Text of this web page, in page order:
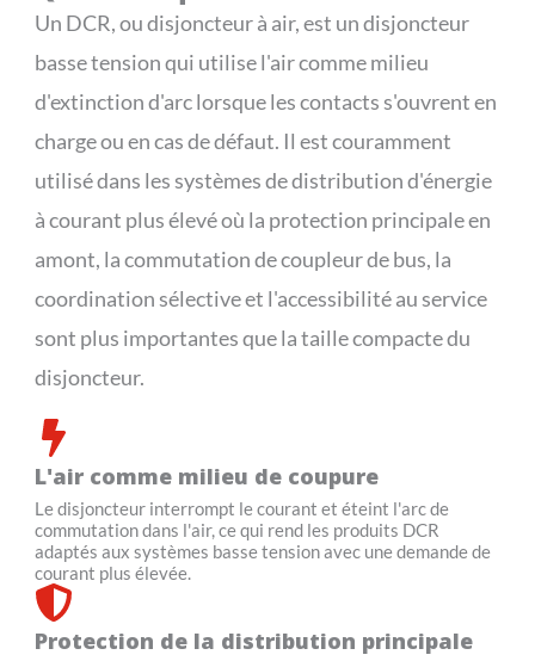
Un DCR, ou disjoncteur à air, est un disjoncteur
basse tension qui utilise l'air comme milieu
d'extinction d'arc lorsque les contacts s'ouvrent en
charge ou en cas de défaut. Il est couramment
utilisé dans les systèmes de distribution d'énergie
à courant plus élevé où la protection principale en
amont, la commutation de coupleur de bus, la
coordination sélective et l'accessibilité au service
sont plus importantes que la taille compacte du
disjoncteur.
L'air comme milieu de coupure
Le disjoncteur interrompt le courant et éteint l'arc de
commutation dans l'air, ce qui rend les produits DCR
adaptés aux systèmes basse tension avec une demande de
courant plus élevée.
Protection de la distribution principale